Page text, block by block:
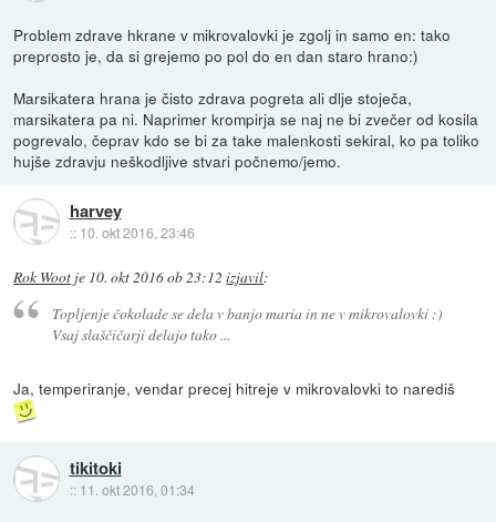
Problem zdrave hkrane v mikrovalovki je zgolj in samo en: tako
preprosto je, da si grejemo po pol do en dan staro hrano:)
Marsikatera hrana je čisto zdrava pogreta ali dlje stoječa,
marsikatera pa ni. Naprimer krompirja se naj ne bi zvečer od kosila
pogrevalo, čeprav kdo se bi za take malenkosti sekiral, ko pa toliko
hujše zdravju neškodljive stvari počnemo/jemo.
harvey
:: 10. okt 2016, 23:46
Rok Woot je 10. okt 2016 ob 23:12 izjavil:
Topljenje čokolade se dela v banjo maria in ne v mikrovalovki :)
Vsaj slaščičarji delajo tako ...
Ja, temperiranje, vendar precej hitreje v mikrovalovki to narediš
tikitoki
:: 11. okt 2016, 01:34